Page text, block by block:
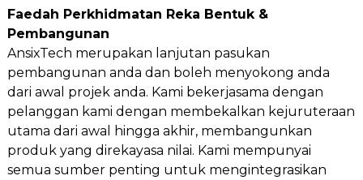
Faedah Perkhidmatan Reka Bentuk &
Pembangunan
AnsixTech merupakan lanjutan pasukan
pembangunan anda dan boleh menyokong anda
dari awal projek anda. Kami bekerjasama dengan
pelanggan kami dengan membekalkan kejuruteraan
utama dari awal hingga akhir, membangunkan
produk yang direkayasa nilai. Kami mempunyai
semua sumber penting untuk mengintegrasikan